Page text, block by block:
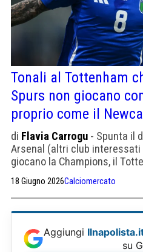
Tonali al Tottenham
Spurs non giocano
proprio come il
di Flavia Carrogu - Spunta il
Arsenal (altri club
giocano la Champions, il
Newcastle.
18 Giugno 2026Calciomercato
Aggiungi
su